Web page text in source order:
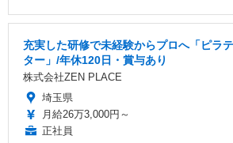
充実した研修で未経験からプロへ「ピラ
ター」/年休120日・賞与あり
株式会社ZEN PLACE
埼玉県
月給26万3,000円～
正社員